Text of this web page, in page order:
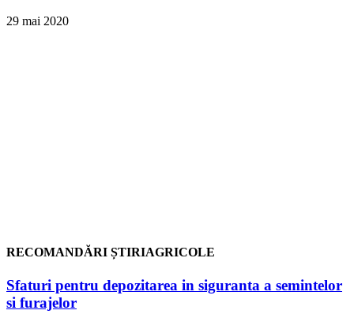
29 mai 2020
RECOMANDĂRI ȘTIRIAGRICOLE
Sfaturi pentru depozitarea in siguranta a semintelor
si furajelor